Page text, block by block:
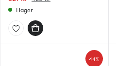
I lager
44%